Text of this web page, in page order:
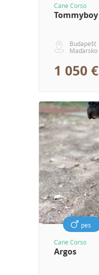
Cane Corso
Tommyboy
Budapešť
Maďarsko
1 050 €
pes
Cane Corso
Argos